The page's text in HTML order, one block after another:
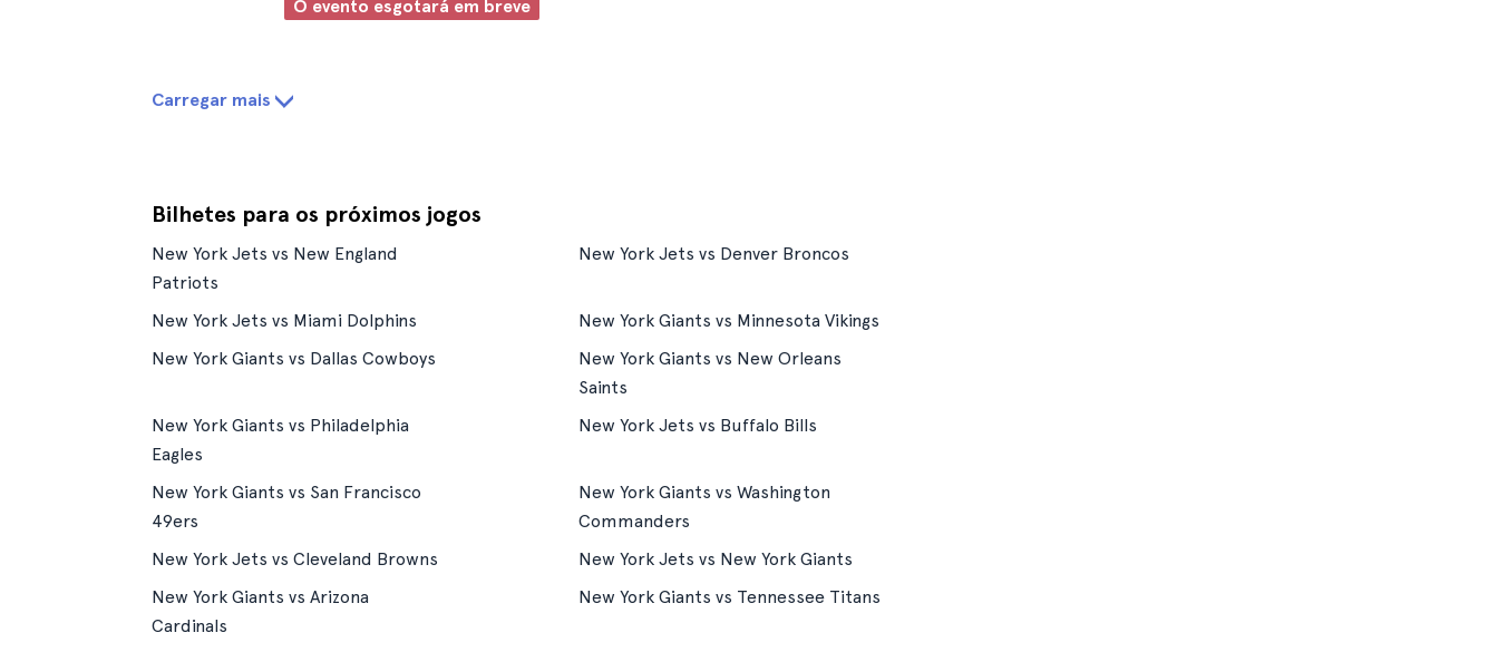
O evento esgotará em breve
Carregar mais
Bilhetes para os próximos jogos
New York Jets vs New England
Patriots
New York Jets vs Denver Broncos
New York Jets vs Miami Dolphins
New York Giants vs Minnesota Vikings
New York Giants vs Dallas Cowboys
New York Giants vs New Orleans
Saints
New York Giants vs Philadelphia
Eagles
New York Jets vs Buffalo Bills
New York Giants vs San Francisco
49ers
New York Giants vs Washington
Commanders
New York Jets vs Cleveland Browns
New York Jets vs New York Giants
New York Giants vs Arizona
Cardinals
New York Giants vs Tennessee Titans